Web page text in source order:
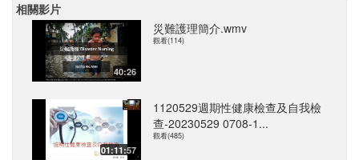
相關影片
40:26
災難護理簡介.wmv
觀看(114)
01:11:57
1120529週期性健康檢查及自我檢
查-20230529 0708-1...
觀看(485)